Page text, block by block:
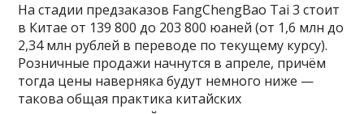
На стадии предзаказов FangChengBao Tai 3 стоит
в Китае от 139 800 до 203 800 юаней (от 1,6 млн до
2,34 млн рублей в переводе по текущему курсу).
Розничные продажи начнутся в апреле, причём
тогда цены наверняка будут немного ниже —
такова общая практика китайских